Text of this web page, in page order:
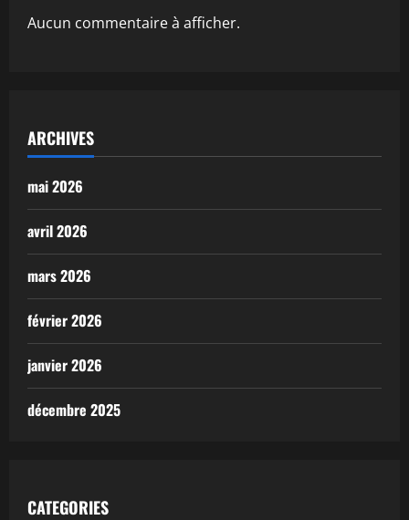
Aucun commentaire à afficher.
ARCHIVES
mai 2026
avril 2026
mars 2026
février 2026
janvier 2026
décembre 2025
CATEGORIES